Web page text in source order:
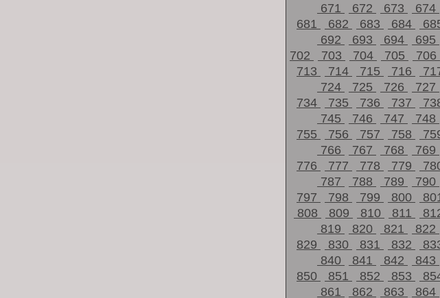
671
672 673 674
681
682 683 684
692
693 694 695
702
703 704 705 706
713
714 715 716
724
725 726 727
734
735 736 737
745
746 747 748
755
756 757 758
766
767 768 769
776
777 778 779
787
788 789 790
797
798 799 800
808
809 810 811
819
820 821 822
829
830 831 832
840
841 842 843
850
851 852 853
861
862 863 864